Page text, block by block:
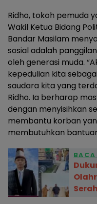
Ridho, tokoh pemuda
Wakil Ketua Bidang
Bandar Masilam
sosial adalah
oleh generasi muda.
kepedulian kita
saudara kita yang
Ridho. Ia berharap
dengan menyisihkan
membantu korban
membutuhkan